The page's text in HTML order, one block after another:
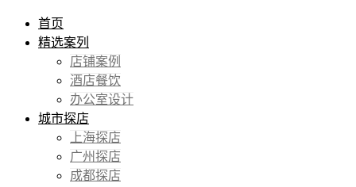
首页
精选案列
店铺案例
酒店餐饮
办公室设计
城市探店
上海探店
广州探店
成都探店